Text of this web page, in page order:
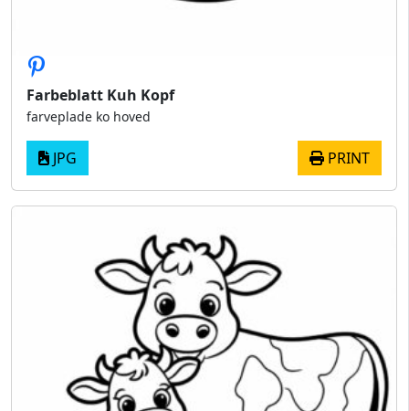
Farbeblatt Kuh Kopf
farveplade ko hoved
JPG PRINT